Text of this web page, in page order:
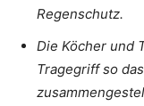
Regenschutz.
Die Köcher und
Tragegriff so